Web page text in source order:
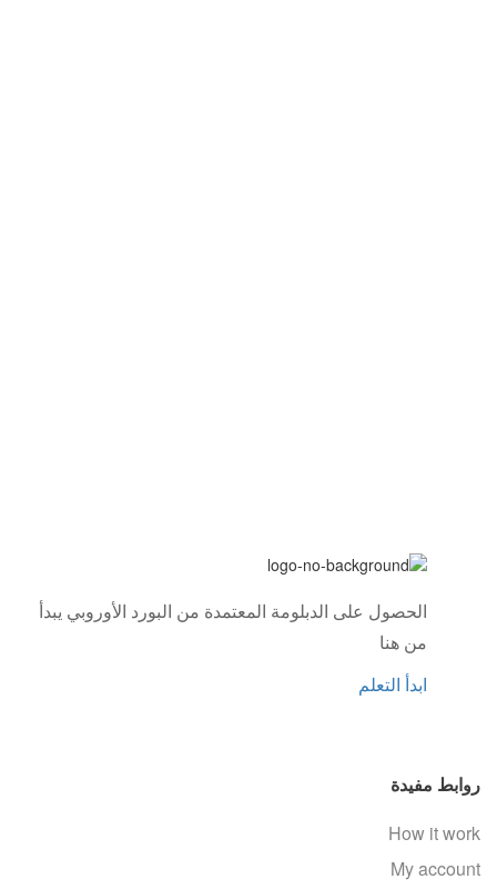
الحصول على الدبلومة المعتمدة من البورد الأوروبي يبدأ
من هنا
ابدأ التعلم
روابط مفيدة
How it work
My account